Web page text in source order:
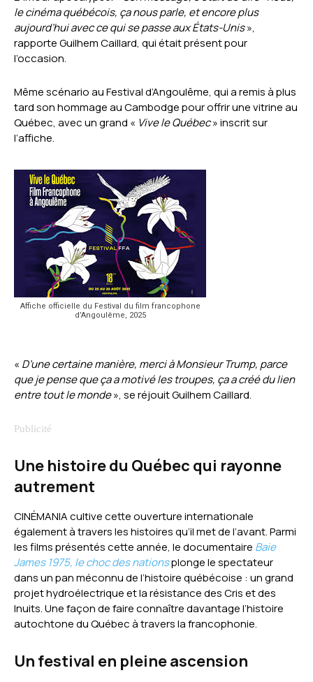
le cinéma québécois, ça nous parle, et encore plus
aujourd’hui avec ce qui se passe aux États-Unis»,
rapporte Guilhem Caillard, qui était présent pour
l’occasion.
Même scénario au Festival d’Angoulême, qui a remis à plus
tard son hommage au Cambodge pour offrir une vitrine au
Québec, avec un grand « Vive le Québec» inscrit sur
l’affiche.
Affiche officielle du Festival du film francophone
d’Angoulême, 2025
« D’une certaine manière, merci à Monsieur Trump, parce
que je pense que ça a motivé les troupes, ça a créé du lien
entre tout le monde», se réjouit Guilhem Caillard.
Une histoire du Québec qui rayonne
autrement
CINÉMANIA cultive cette ouverture internationale
également à travers les histoires qu’il met de l’avant. Parmi
les films présentés cette année, le documentaire Baie
James 1975, le choc des nationsplonge le spectateur
dans un pan méconnu de l’histoire québécoise : un grand
projet hydroélectrique et la résistance des Cris et des
Inuits. Une façon de faire connaître davantage l’histoire
autochtone du Québec à travers la francophonie.
Un festival en pleine ascension